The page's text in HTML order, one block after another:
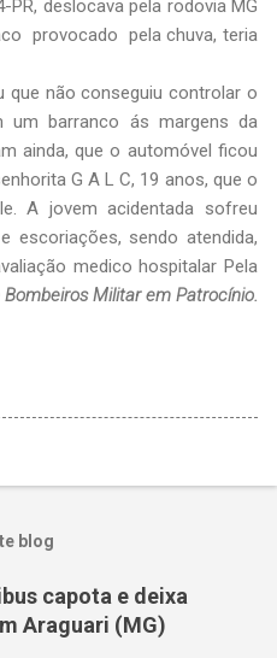
deslocava pela rodovia MG
provocado pela chuva, teria
que não conseguiu controlar o
um barranco ás margens da
ainda, que o automóvel ficou
G A L C, 19 anos, que o
A jovem acidentada sofreu
escoriações, sendo atendida,
medico hospitalar Pela
Militar em Patrocínio.
blog
capota e deixa
Araguari (MG)